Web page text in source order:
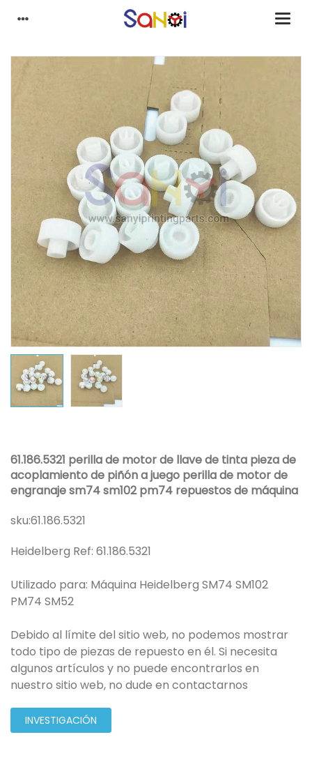
61.186.5321 perilla de motor de llave de tinta pieza de
acoplamiento de piñón a juego perilla de motor de
engranaje sm74 sm102 pm74 repuestos de máquina
sku:61.186.5321
Heidelberg Ref: 61.186.5321
Utilizado para: Máquina Heidelberg SM74 SM102
PM74 SM52
Debido al límite del sitio web, no podemos mostrar
todo tipo de piezas de repuesto en él. Si necesita
algunos artículos y no puede encontrarlos en
nuestro sitio web, no dude en contactarnos
INVESTIGACIÓN